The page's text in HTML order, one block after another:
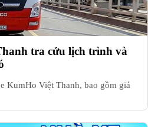
tra cứu lịch trình và
KumHo Việt Thanh, bao gồm giá